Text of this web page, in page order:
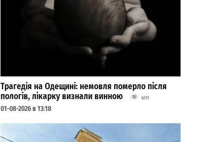
Трагедія на Одещині: немовля померло після
пологів, лікарку визнали винною
4233
01-08-2026 в 13:18